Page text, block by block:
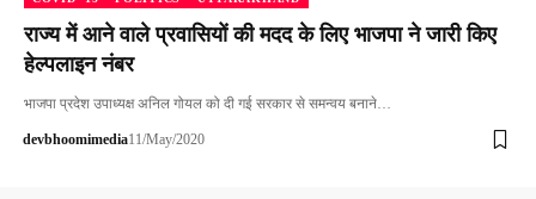
राज्य में आने वाले प्रवासियों की मदद के लिए भाजपा ने जारी किए
हेल्पलाइन नंबर
भाजपा प्रदेश उपाध्यक्ष अनिल गोयल को दी गई सरकार से समन्वय बनाने…
devbhoomimedia11/May/2020